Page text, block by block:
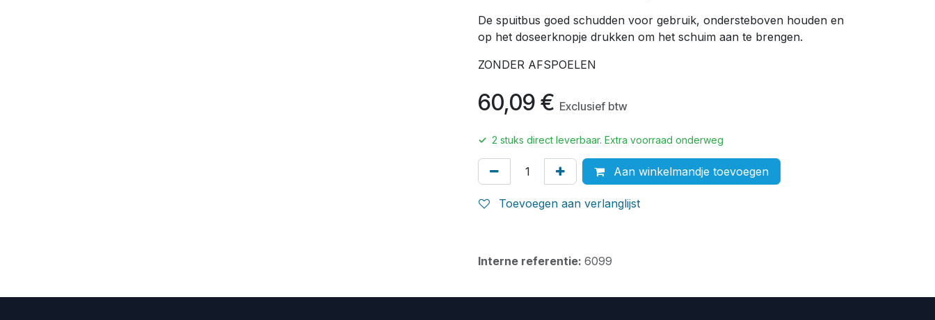
De spuitbus goed schudden voor gebruik, ondersteboven houden en
op het doseerknopje drukken om het schuim aan te brengen.
ZONDER AFSPOELEN
60,09 € Exclusief btw
✓ 2 stuks direct leverbaar. Extra voorraad onderweg
Aan winkelmandje toevoegen
Toevoegen aan verlanglijst
Interne referentie: 6099